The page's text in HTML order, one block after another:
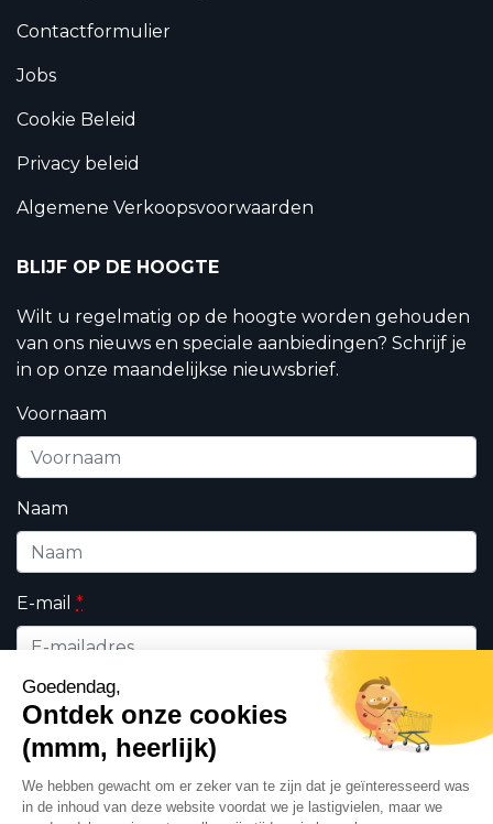
Contactformulier
Jobs
Cookie Beleid
Privacy beleid
Algemene Verkoopsvoorwaarden
BLIJF OP DE HOOGTE
Wilt u regelmatig op de hoogte worden gehouden
van ons nieuws en speciale aanbiedingen? Schrijf je
in op onze maandelijkse nieuwsbrief.
Voornaam
Naam
E-mail *
Wie bent u ?
Ik geef DHK toestemming om de op dit formulier
ingevulde persoonsgegevens te gebruiken in